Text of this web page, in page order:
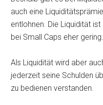
auch eine
entlohnen. Die Liquidität
bei Small Caps eher gering.
Als Liquidität wird aber
jederzeit seine Schulden
zu bedienen verstanden.